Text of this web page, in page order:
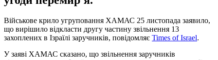
Військове крило угруповання ХАМАС 25 листопада заявило,
що вирішило відкласти другу частину звільнення 13
захоплених в Ізраїлі заручників, повідомляє Times of Israel.
У заяві ХАМАС сказано, що звільнення заручників